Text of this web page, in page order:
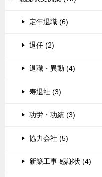
定年退職 (6)
退任 (2)
退職・異動 (4)
寿退社 (3)
功労・功績 (3)
協力会社 (5)
新築工事 感謝状 (4)